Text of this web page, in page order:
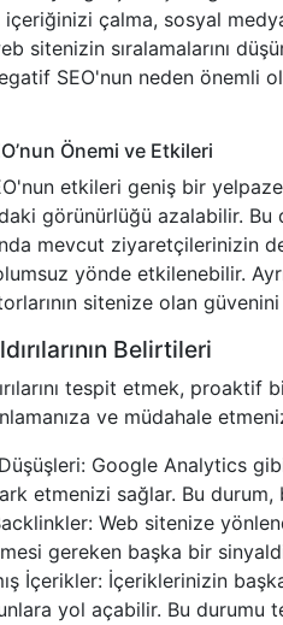
çalma, sosyal
sitenizin sıralamalarını
SEO'nun neden önemli
Önemi ve Etkileri
etkileri geniş bir
görünürlüğü azalabilir.
mevcut ziyaretçilerinizin
yönde etkilenebilir.
sitenize olan
Belirtileri
tespit etmek, proaktif
ve müdahale
Google Analytics
etmenizi sağlar. Bu durum,
Web sitenize
gereken başka bir
İçerikler: İçeriklerinizin
yol açabilir. Bu